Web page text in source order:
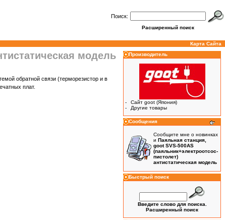
Поиск:
Расширенный поиск
Карта Сайта
модель
обратной связи (терморезистор и в
плат.
Производитель
-
Сайт goot (Япония)
-
Другие товары
Сообщения
Сообщите мне о новинках
и Паяльная станция,
goot SVS-500AS
(паяльник+электроотсос-
пистолет)
антистатическая модель
Быстрый поиск
Введите слово для поиска.
Расширенный поиск